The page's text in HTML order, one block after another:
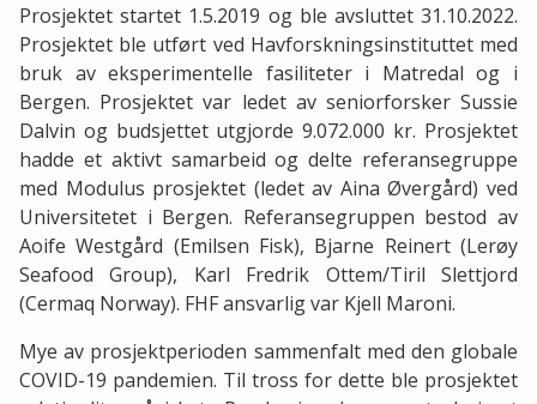
Prosjektet startet 1.5.2019 og ble avsluttet 31.10.2022.
Prosjektet ble utført ved Havforskningsinstituttet med
bruk av eksperimentelle fasiliteter i Matredal og i
Bergen. Prosjektet var ledet av seniorforsker Sussie
Dalvin og budsjettet utgjorde 9.072.000 kr. Prosjektet
hadde et aktivt samarbeid og delte referansegruppe
med Modulus prosjektet (ledet av Aina Øvergård) ved
Universitetet i Bergen. Referansegruppen bestod av
Aoife Westgård (Emilsen Fisk), Bjarne Reinert (Lerøy
Seafood Group), Karl Fredrik Ottem/Tiril Slettjord
(Cermaq Norway). FHF ansvarlig var Kjell Maroni.
Mye av prosjektperioden sammenfalt med den globale
COVID-19 pandemien. Til tross for dette ble prosjektet